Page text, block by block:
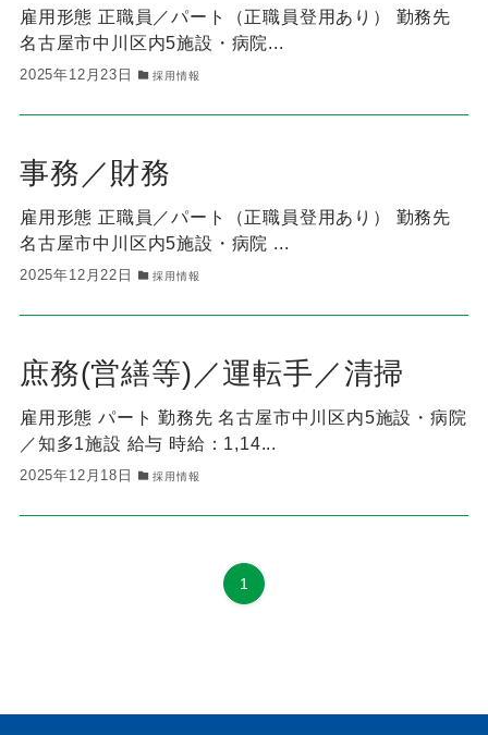
雇用形態 正職員／パート（正職員登用あり） 勤務先
名古屋市中川区内5施設・病院...
2025年12月23日 採用情報
事務／財務
雇用形態 正職員／パート（正職員登用あり） 勤務先
名古屋市中川区内5施設・病院 ...
2025年12月22日 採用情報
庶務(営繕等)／運転手／清掃
雇用形態 パート 勤務先 名古屋市中川区内5施設・病院
／知多1施設 給与 時給：1,14...
2025年12月18日 採用情報
1